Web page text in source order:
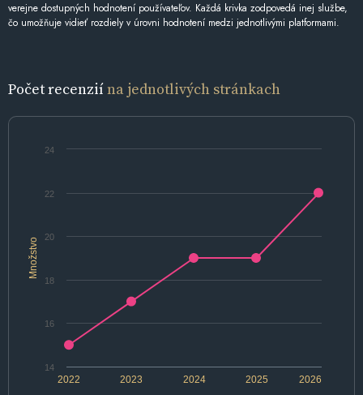
verejne dostupných hodnotení používateľov. Každá krivka zodpovedá inej službe,
čo umožňuje vidieť rozdiely v úrovni hodnotení medzi jednotlivými platformami.
Počet recenziína jednotlivých stránkach
Množstvo
2022 2024 2026
2023 2025
14
16
18
20
22
24